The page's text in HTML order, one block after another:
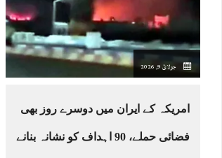
10:00 11:00 12:00 13:00
40°C
14:00
40°Cجولائ 9, 2026
امریکہ کے ایران میں دوسرے روز بھی
فضائی حملے، 90 اہداف کو نشانہ بنانے